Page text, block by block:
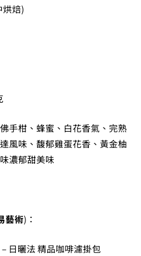
烘焙)
手柑、蜂蜜、白花香氣、完熟
風味、馥郁雞蛋花香、黃金柚
濃郁甜美味
藝術)：
日曬法 精品咖啡濾掛包